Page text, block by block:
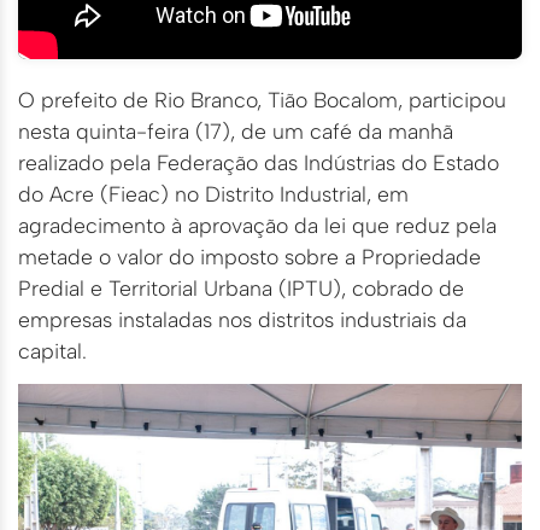
O prefeito de Rio Branco, Tião Bocalom, participou
nesta quinta-feira (17), de um café da manhã
realizado pela Federação das Indústrias do Estado
do Acre (Fieac) no Distrito Industrial, em
agradecimento à aprovação da lei que reduz pela
metade o valor do imposto sobre a Propriedade
Predial e Territorial Urbana (IPTU), cobrado de
empresas instaladas nos distritos industriais da
capital.